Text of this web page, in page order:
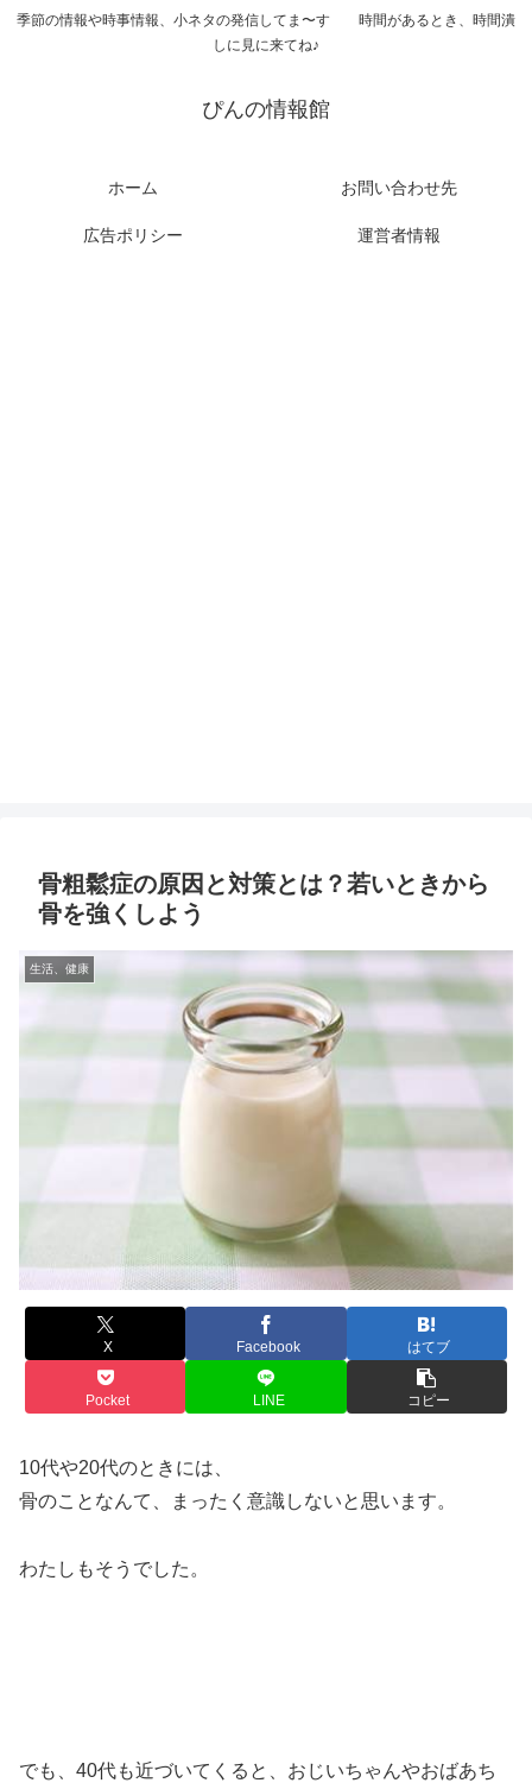
季節の情報や時事情報、小ネタの発信してま〜す 時間があるとき、時間潰
しに見に来てね♪
ぴんの情報館
ホーム お問い合わせ先
広告ポリシー 運営者情報
骨粗鬆症の原因と対策とは？若いときから
骨を強くしよう
生活、健康
X Facebook はてブ
Pocket LINE コピー
10代や20代のときには、
骨のことなんて、まったく意識しないと思います。
わたしもそうでした。
でも、40代も近づいてくると、おじいちゃんやおばあち